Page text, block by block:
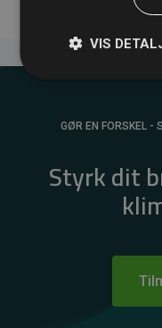
GØR EN FORSKEL -
Styrk dit
VIS